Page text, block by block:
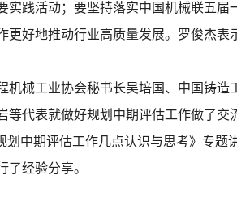
实践活动；要坚持落实中国机械联五
更好地推动行业高质量发展。罗俊杰
械工业协会秘书长吴培国、中国铸造
等代表就做好规划中期评估工作做了
划中期评估工作几点认识与思考》专
了经验分享。